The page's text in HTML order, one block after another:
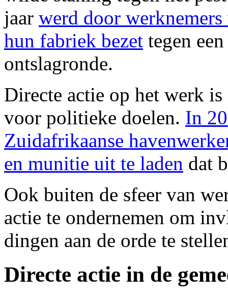
jaar werd door
hun fabriek bezet tegen
ontslagronde.
Directe actie op het werk
voor politieke doelen. In
Zuidafrikaanse
en munitie uit te laden dat
Ook buiten de sfeer van
actie te ondernemen om
dingen aan de orde te
Directe actie in de